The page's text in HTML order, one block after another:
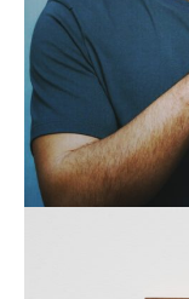
Majd Abdel Hamid
DÉCOUVRIR